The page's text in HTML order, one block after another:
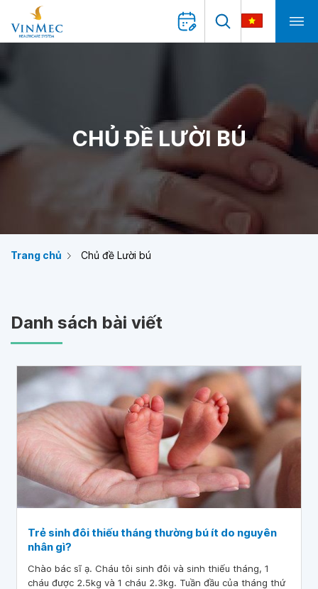
CHỦ ĐỀ LƯỜI BÚ
Trang chủ Chủ đề Lười bú
Danh sách bài viết
Trẻ sinh đôi thiếu tháng thường bú ít do nguyên
nhân gì?
Chào bác sĩ ạ. Cháu tôi sinh đôi và sinh thiếu tháng, 1
cháu được 2.5kg và 1 cháu 2.3kg. Tuần đầu của tháng thứ